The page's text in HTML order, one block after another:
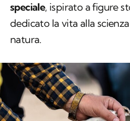
speciale, ispirato a figure
dedicato la vita alla
natura.